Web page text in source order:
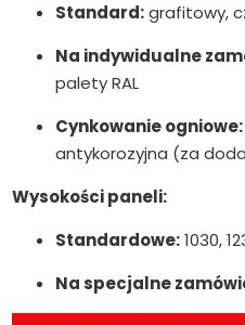
Standard:grafitowy,
Na indywidualne
palety RAL
Cynkowanie ogniowe:
antykorozyjna (za
Wysokości paneli:
Standardowe:1030,
Na specjalne